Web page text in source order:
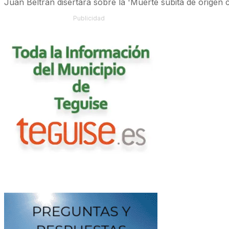
Juan Beltrán disertará sobre la 'Muerte súbita de origen
Publicidad